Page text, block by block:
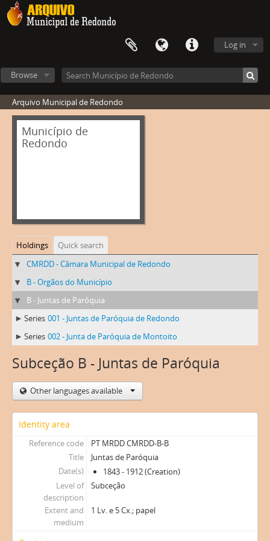
Log in
Browse
Arquivo Municipal de Redondo
Município de
Redondo
Holdings
Quick search
CMRDD - Câmara Municipal de Redondo
B - Orgãos do Município
B - Juntas de Paróquia
Series 001 - Juntas de Paróquia de Redondo
Series 002 - Junta de Paróquia de Montoito
Subceção B - Juntas de Paróquia
Other languages available
Identity area
Reference code
PT MRDD CMRDD-B-B
Title
Juntas de Paróquia
Date(s)
1843 - 1912 (Creation)
Level of
description
Subceção
Extent and
medium
1 Lv. e 5 Cx.; papel